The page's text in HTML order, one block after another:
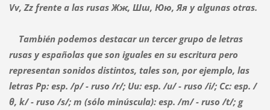
Vv, Zz frente a las rusas Жж, Шш, Юю, Яя y algunas otras.
También podemos destacar un tercer grupo de letras
rusas y españolas que son iguales en su escritura pero
representan sonidos distintos, tales son, por ejemplo, las
letras Pp: esp. /p/ - ruso /r/; Uu: esp. /u/ - ruso /i/; Cc: esp. /
θ, k/ - ruso /s/; m (sólo minúscula): esp. /m/ - ruso /t/; g